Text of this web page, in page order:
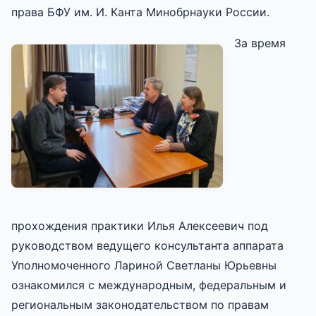
права БФУ им. И. Канта Минобрнауки России.
За время
прохождения практики Илья Алексеевич под
руководством ведущего консультанта аппарата
Уполномоченного Лариной Светланы Юрьевны
ознакомился с международным, федеральным и
региональным законодательством по правам